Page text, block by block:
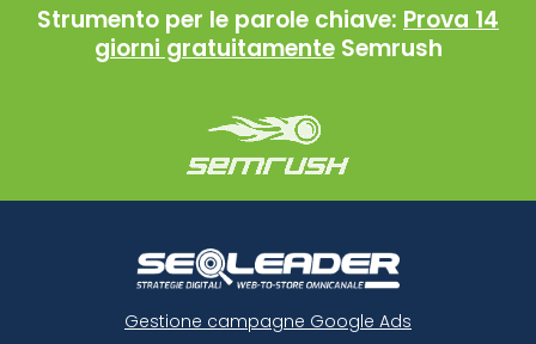
Strumento per le parole chiave: Prova 14
giorni gratuitamente Semrush
Gestione campagne Google Ads